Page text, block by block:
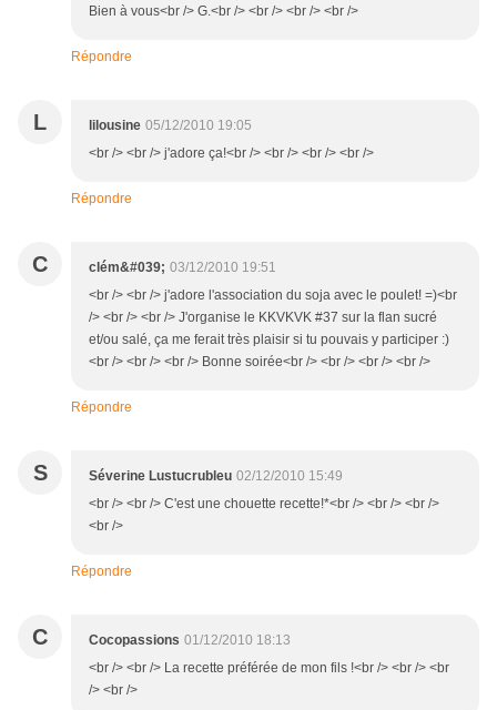
Bien à vous<br /> G.<br /> <br /> <br /> <br />
Répondre
L lilousine 05/12/2010 19:05
<br /> <br /> j'adore ça!<br /> <br /> <br /> <br />
Répondre
C clém&#039; 03/12/2010 19:51
<br /> <br /> j'adore l'association du soja avec le poulet! =)<br
/> <br /> <br /> J'organise le KKVKVK #37 sur la flan sucré
et/ou salé, ça me ferait très plaisir si tu pouvais y participer :)
<br /> <br /> <br /> Bonne soirée<br /> <br /> <br /> <br />
Répondre
S Séverine Lustucrubleu 02/12/2010 15:49
<br /> <br /> C'est une chouette recette!*<br /> <br /> <br />
<br />
Répondre
C Cocopassions 01/12/2010 18:13
<br /> <br /> La recette préférée de mon fils !<br /> <br /> <br
/> <br />